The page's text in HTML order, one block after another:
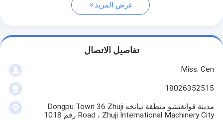
عرض المزيد
تفاصيل الاتصال
Miss. Cen
18026352515
مدينة قوانغتشو منطقة تيانخه Dongpu Town 36 Zhuji
Road ، Zhuji International Machinery City رقم 1018